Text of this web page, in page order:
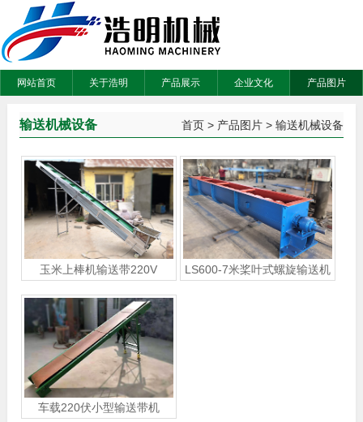
网站首页 关于浩明 产品展示 企业文化 产品图片
输送机械设备 首页 > 产品图片 >输送机械设备
玉米上棒机输送带220V LS600-7米桨叶式螺旋输送机
车载220伏小型输送带机